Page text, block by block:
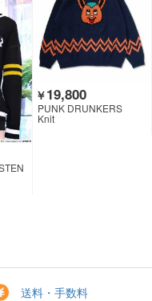
￥19,800
PUNK DRUNKERS
Knit
送料・手数料